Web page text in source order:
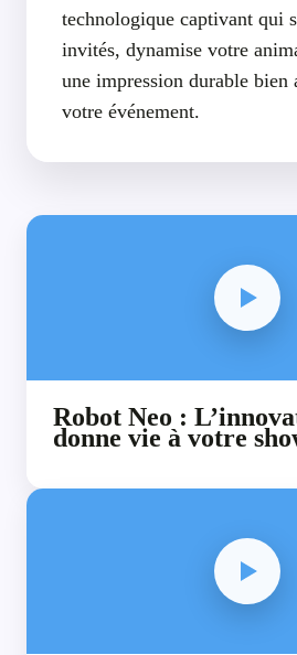
technologique captivant qui
invités, dynamise votre
une impression durable bien
votre événement.
Robot Neo :
donne vie à votre